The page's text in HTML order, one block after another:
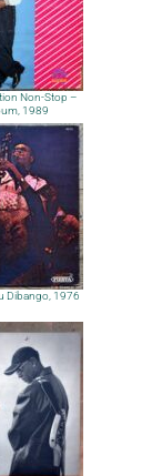
Non-Stop –
1989
Dibango, 1976